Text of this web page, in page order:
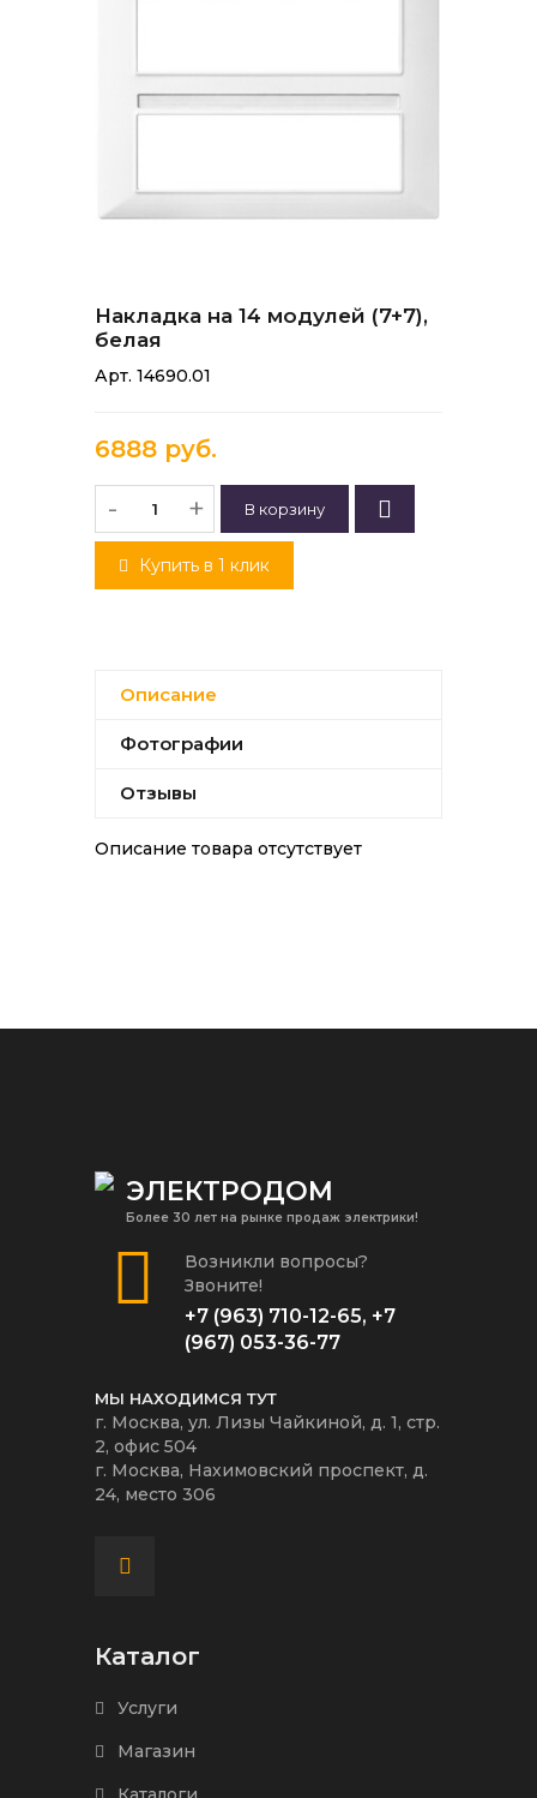
Накладка на 14 модулей (7+7),
белая
Арт. 14690.01
6888 руб.
- +
Купить в 1 клик
Описание
Фотографии
Отзывы
Описание товара отсутствует
ЭЛЕКТРОДОМ
Более 30 лет на рынке продаж электрики!
Возникли вопросы?
Звоните!
+7 (963) 710-12-65, +7
(967) 053-36-77
МЫ НАХОДИМСЯ ТУТ
г. Москва, ул. Лизы Чайкиной, д. 1, стр.
2, офис 504
г. Москва, Нахимовский проспект, д.
24, место 306
Каталог
Услуги
Магазин